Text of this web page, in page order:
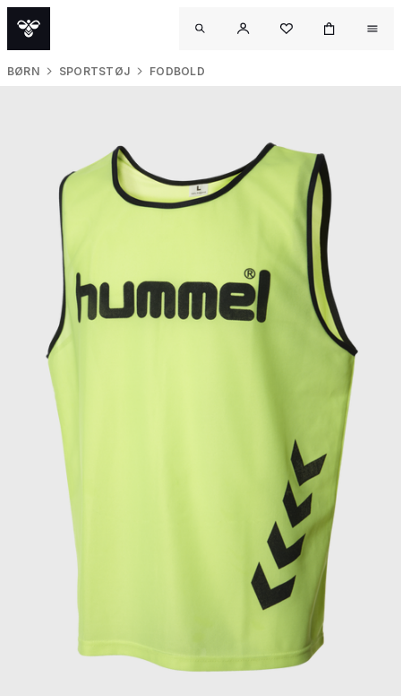
BØRN SPORTSTØJ FODBOLD